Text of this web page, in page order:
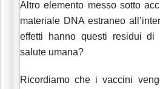
Altro elemento messo sotto
materiale DNA estraneo
effetti hanno questi residui di
salute umana?
Ricordiamo che i vaccini